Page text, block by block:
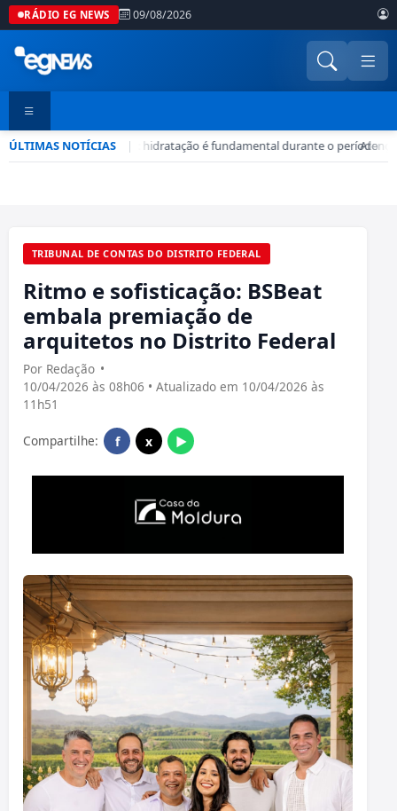
RÁDIO EG NEWS 09/08/2026
ÚLTIMAS NOTÍCIAS |
Seca no DF: hidratação é fundamental durante o período
•
TRIBUNAL DE CONTAS DO DISTRITO FEDERAL
Ritmo e sofisticação: BSBeat
embala premiação de
arquitetos no Distrito Federal
Por Redação •
10/04/2026 às 08h06 • Atualizado em 10/04/2026 às
11h51
Compartilhe: f x ▶